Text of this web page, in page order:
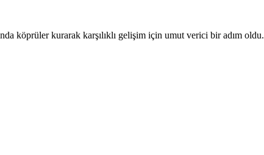
köprüler kurarak karşılıklı gelişim için umut verici bir adım oldu.